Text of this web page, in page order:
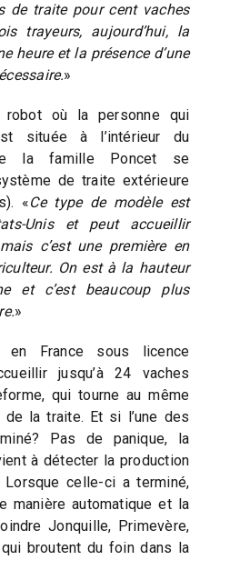
de traite pour cent vaches
trayeurs, aujourd’hui, la
heure et la présence d’une
»
robot où la personne qui
située à l’intérieur du
la famille Poncet se
de traite extérieure
«Ce type de modèle est
Unis et peut accueillir
c’est une première en
On est à la hauteur
et c’est beaucoup plus
»
en France sous licence
jusqu’à 24 vaches
qui tourne au même
la traite. Et si l’une des
Pas de panique, la
à détecter la production
Lorsque celle-ci a terminé,
manière automatique et la
Jonquille, Primevère,
broutent du foin dans la